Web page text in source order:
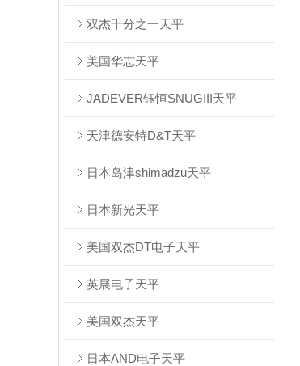
双杰千分之一天平
美国华志天平
JADEVER钰恒SNUGIII天平
天津德安特D&T天平
日本岛津shimadzu天平
日本新光天平
美国双杰DT电子天平
英展电子天平
美国双杰天平
日本AND电子天平